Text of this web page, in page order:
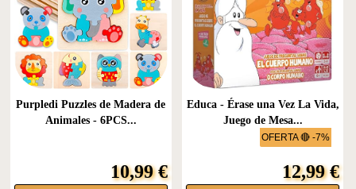
Purpledi Puzzles de Madera de
Animales - 6PCS...
10,99 €
OFERTA 🔴 -7%
Educa - Érase una Vez La Vida,
Juego de Mesa...
12,99 €